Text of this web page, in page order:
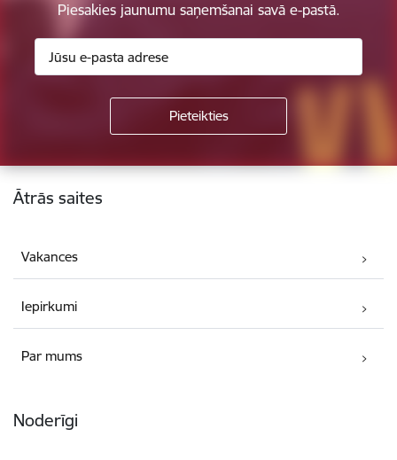
Piesakies jaunumu saņemšanai savā e-pastā.
Kājene
Ātrās saites
Vakances
Iepirkumi
Par mums
Noderīgi